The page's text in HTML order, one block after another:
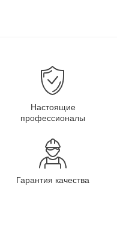
Настоящие
профессионалы
Гарантия качества